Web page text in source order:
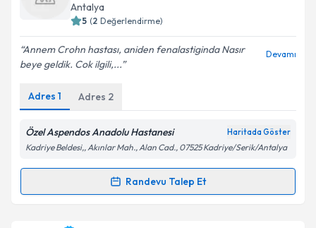
Antalya
5 (2 Değerlendirme)
Annem Crohn hastası, aniden fenalastiginda Nasır
beye geldik. Cok ilgili,...
Devamı
Adres 1 Adres 2
Özel Aspendos Anadolu Hastanesi Haritada Göster
Kadriye Beldesi,, Akınlar Mah., Alan Cad., 07525 Kadriye/Serik/Antalya
Randevu Talep Et
Randevu Takvimi Talebi